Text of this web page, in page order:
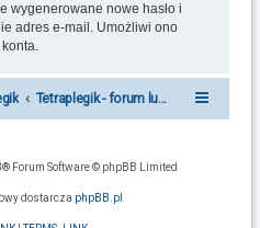
wygenerowane nowe hasło i
adres e-mail. Umożliwi ono
Tetraplegik - forum ludzi po urazie
® Forum Software © phpBB Limited
dostarcza phpBB.pl